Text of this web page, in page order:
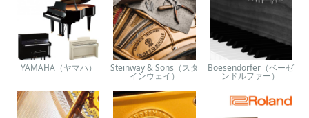
YAMAHA（ヤマハ） Steinway & Sons（スタ
インウェイ）
Boesendorfer（ベーゼ
ンドルファー）